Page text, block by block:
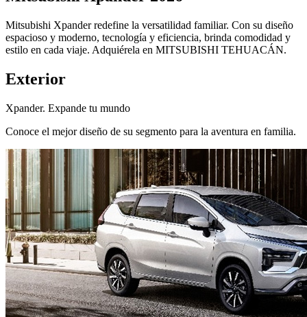
Mitsubishi Xpander redefine la versatilidad familiar. Con su diseño
espacioso y moderno, tecnología y eficiencia, brinda comodidad y
estilo en cada viaje. Adquiérela en MITSUBISHI TEHUACÁN.
Exterior
Xpander. Expande tu mundo
Conoce el mejor diseño de su segmento para la aventura en familia.